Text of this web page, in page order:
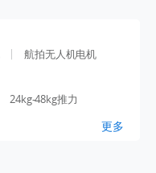
航拍无人机电机
24kg-48kg推力
更多